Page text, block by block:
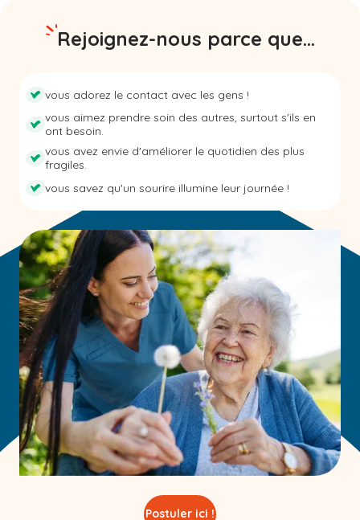
Rejoignez-nous parce que...
vous adorez le contact avec les gens !
vous aimez prendre soin des autres, surtout s'ils en
ont besoin.
vous avez envie d'améliorer le quotidien des plus
fragiles.
vous savez qu'un sourire illumine leur journée !
Postuler ici !